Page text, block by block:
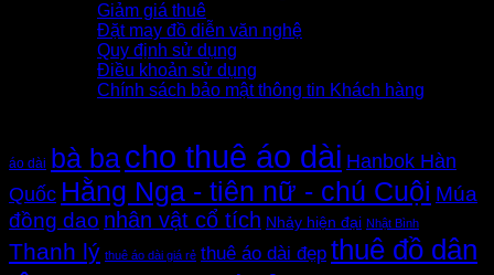
Giảm giá thuê
Đặt may đồ diễn văn nghệ
Quy định sử dụng
Điều khoản sử dụng
Chính sách bảo mật thông tin Khách hàng
áo dài bà bacho thuê áo dài Hanbok Hàn
Quốc Hằng Nga - tiên nữ - chú Cuội Múa
đồng dao nhân vật cổ tích Nhảy hiện đại Nhật Bình
Thanh lý thuê áo dài giá rẻ thuê áo dài đẹp thuê đồ dân